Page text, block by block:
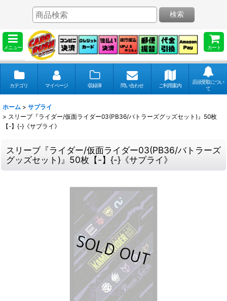
メニュー カート
検索
カテゴリ マイページ 収録弾 問い合わせ ご利用案内
店頭受取につい
て
ホーム > サプライ
> スリーブ『ライダー/仮面ライダー03(PB36/バトラーズグッズセット)』50枚
【-】{-}《サプライ》
スリーブ『ライダー/仮面ライダー03(PB36/バトラーズ
グッズセット)』50枚【-】{-}《サプライ》